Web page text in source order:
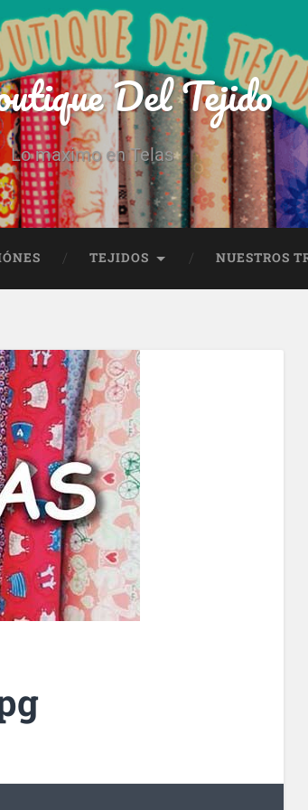
Del Tejido
Lo maximo en Telas
TEJIDOS NUESTROS